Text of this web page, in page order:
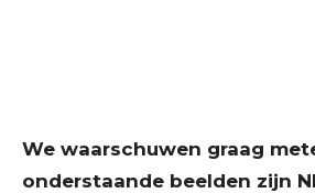
We waarschuwen graag
onderstaande beelden zijn